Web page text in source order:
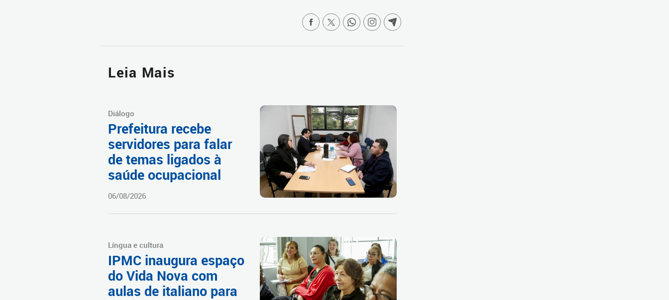
Leia Mais
Diálogo
Prefeitura recebe
servidores para falar
de temas ligados à
saúde ocupacional
06/08/2026
Língua e cultura
IPMC inaugura espaço
do Vida Nova com
aulas de italiano para